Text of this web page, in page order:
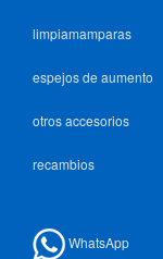
limpiamamparas
espejos de aumento
otros accesorios
recambios
WhatsApp